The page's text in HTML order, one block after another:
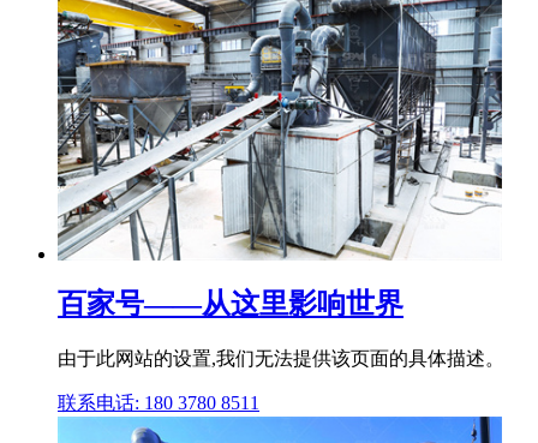
百家号——从这里影响世界
由于此网站的设置,我们无法提供该页面的具体描述。
联系电话: 180 3780 8511